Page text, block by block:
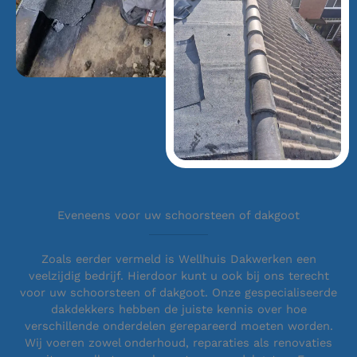
Eveneens voor uw schoorsteen of dakgoot
Zoals eerder vermeld is Wellhuis Dakwerken een
veelzijdig bedrijf. Hierdoor kunt u ook bij ons terecht
voor uw schoorsteen of dakgoot. Onze gespecialiseerde
dakdekkers hebben de juiste kennis over hoe
verschillende onderdelen gerepareerd moeten worden.
Wij voeren zowel onderhoud, reparaties als renovaties